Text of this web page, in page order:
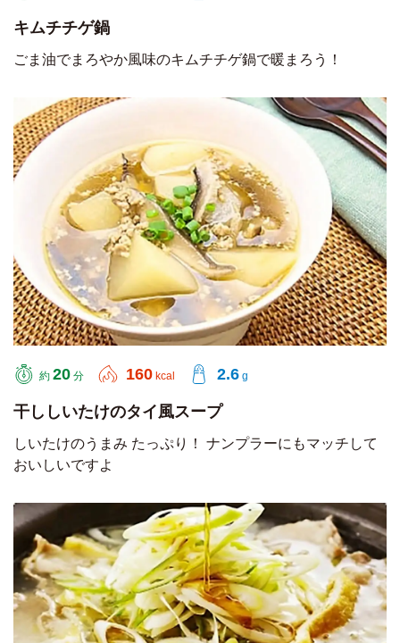
キムチチゲ鍋
ごま油でまろやか風味のキムチチゲ鍋で暖まろう！
約 20 分 160 kcal 2.6 g
干ししいたけのタイ風スープ
しいたけのうまみ たっぷり！ ナンプラーにもマッチして
おいしいですよ